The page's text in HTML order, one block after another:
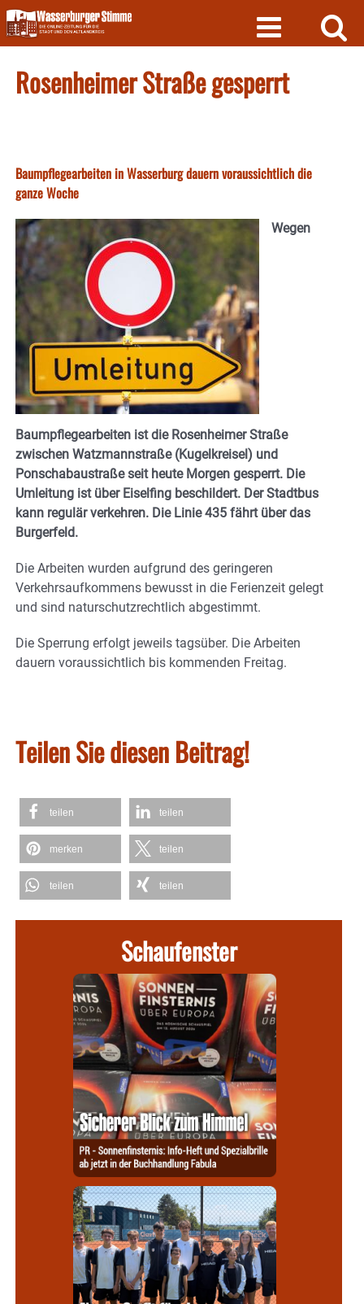
Skip
to
content
Rosenheimer Straße gesperrt
Baumpflegearbeiten in Wasserburg dauern voraussichtlich die
ganze Woche
Wegen
Baumpflegearbeiten ist die Rosenheimer Straße
zwischen Watzmannstraße (Kugelkreisel) und
Ponschabaustraße seit heute Morgen gesperrt. Die
Umleitung ist über Eiselfing beschildert. Der Stadtbus
kann regulär verkehren. Die Linie 435 fährt über das
Burgerfeld.
Die Arbeiten wurden aufgrund des geringeren
Verkehrsaufkommens bewusst in die Ferienzeit gelegt
und sind naturschutzrechtlich abgestimmt.
Die Sperrung erfolgt jeweils tagsüber. Die Arbeiten
dauern voraussichtlich bis kommenden Freitag.
Teilen Sie diesen Beitrag!
teilen teilen
merken teilen
teilen teilen
Schaufenster